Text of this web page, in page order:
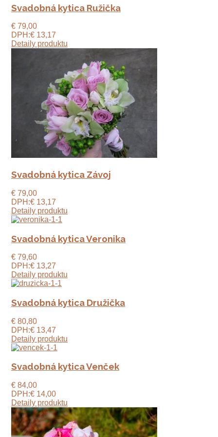
Svadobná kytica Ružička
€ 79,00
DPH:€ 13,17
Detaily produktu
Svadobná kytica Závoj
€ 79,00
DPH:€ 13,17
Detaily produktu
Svadobná kytica Veronika
€ 79,60
DPH:€ 13,27
Detaily produktu
Svadobná kytica Družička
€ 80,80
DPH:€ 13,47
Detaily produktu
Svadobná kytica Venček
€ 84,00
DPH:€ 14,00
Detaily produktu